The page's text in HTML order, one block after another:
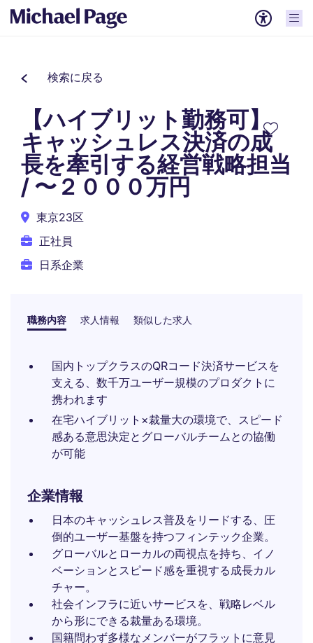
検索に戻る
【ハイブリット勤務可】
キャッシュレス決済の成
長を牽引する経営戦略担当
/ 〜２０００万円
東京23区
正社員
日系企業
職務内容 求人情報 類似した求人
国内トップクラスのQRコード決済サービスを
支える、数千万ユーザー規模のプロダクトに
携われます
在宅ハイブリット×裁量大の環境で、スピード
感ある意思決定とグローバルチームとの協働
が可能
企業情報
日本のキャッシュレス普及をリードする、圧
倒的ユーザー基盤を持つフィンテック企業。
グローバルとローカルの両視点を持ち、イノ
ベーションとスピード感を重視する成長カル
チャー。
社会インフラに近いサービスを、戦略レベル
から形にできる裁量ある環境。
国籍問わず多様なメンバーがフラットに意見